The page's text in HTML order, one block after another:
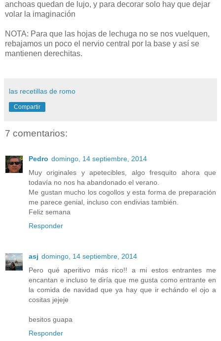
anchoas quedan de lujo, y para decorar solo hay que dejar
volar la imaginación
NOTA: Para que las hojas de lechuga no se nos vuelquen,
rebajamos un poco el nervio central por la base y así se
mantienen derechitas.
las recetillas de romo
Compartir
7 comentarios:
Pedro domingo, 14 septiembre, 2014
Muy originales y apetecibles, algo fresquito ahora que
todavía no nos ha abandonado el verano.
Me gustan mucho los cogollos y esta forma de preparación
me parece genial, incluso con endivias también.
Feliz semana
Responder
asj domingo, 14 septiembre, 2014
Pero qué aperitivo más rico!! a mi estos entrantes me
encantan e incluso te diría que me gusta como entrante en
la comida de navidad que ya hay que ir echándo el ojo a
cositas jejeje
besitos guapa
Responder